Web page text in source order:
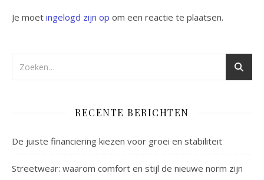
Je moet ingelogd zijn op om een reactie te plaatsen.
RECENTE BERICHTEN
De juiste financiering kiezen voor groei en stabiliteit
Streetwear: waarom comfort en stijl de nieuwe norm zijn